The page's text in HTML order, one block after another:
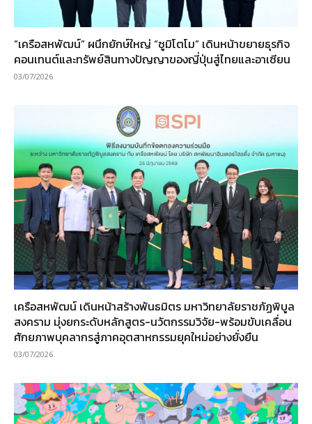
“เครือสหพัฒน์” ผนึกยักษ์ใหญ่ “ซูมิโตโม” เดินหน้าขยายธุรกิจ
คอนเทนต์และทรัพย์สินทางปัญญาของญี่ปุ่นสู่ไทยและอาเซียน
03/07/2026
เครือสหพัฒน์ เดินหน้าสร้างพันธมิตร มหาวิทยาลัยราชภัฏพิบูล
สงคราม มุ่งยกระดับหลักสูตร-นวัตกรรมวิจัย-พร้อมขับเคลื่อน
ศักยภาพบุคลากรสู่ภาคอุตสาหกรรมยุคใหม่อย่างยั่งยืน
03/07/2026